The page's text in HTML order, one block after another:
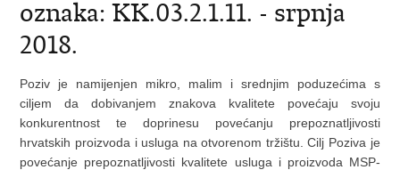
oznaka: KK.03.2.1.11. - srpnja
2018.
Poziv je namijenjen mikro, malim i srednjim poduzećima s
ciljem da dobivanjem znakova kvalitete povećaju svoju
konkurentnost te doprinesu povećanju prepoznatljivosti
hrvatskih proizvoda i usluga na otvorenom tržištu. Cilj Poziva je
povećanje prepoznatljivosti kvalitete usluga i proizvoda MSP-